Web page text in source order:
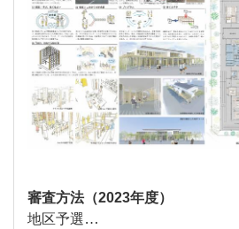
審査方法（2023年度）
地区予選